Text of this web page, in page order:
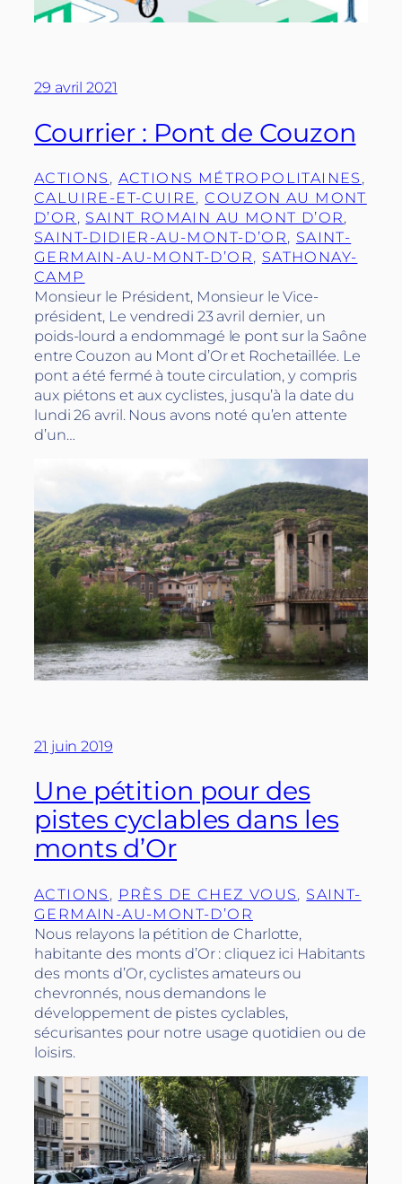
29 avril 2021
Courrier : Pont de Couzon
ACTIONS , ACTIONS MÉTROPOLITAINES
CALUIRE-ET-CUIRE, COUZON AU MONT
D’OR , SAINT ROMAIN AU MONT D’OR
SAINT-DIDIER-AU-MONT-D’OR, SAINT-
GERMAIN-AU-MONT-D’OR, SATHONAY-
CAMP
Monsieur le Président, Monsieur le Vice-
président, Le vendredi 23 avril dernier, un
poids-lourd a endommagé le pont sur la Saône
entre Couzon au Mont d’Or et Rochetaillée. Le
pont a été fermé à toute circulation, y compris
aux piétons et aux cyclistes, jusqu’à la date du
lundi 26 avril. Nous avons noté qu’en attente
d’un…
21 juin 2019
Une pétition pour des
pistes cyclables dans les
monts d’Or
ACTIONS , PRÈS DE CHEZ VOUS, SAINT-
GERMAIN-AU-MONT-D’OR
Nous relayons la pétition de Charlotte,
habitante des monts d’Or : cliquez ici Habitants
des monts d’Or, cyclistes amateurs ou
chevronnés, nous demandons le
développement de pistes cyclables,
sécurisantes pour notre usage quotidien ou de
loisirs.